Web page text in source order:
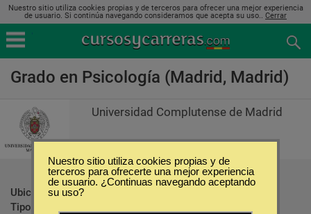
Nuestro sitio utiliza cookies propias y de terceros para ofrecer una mejor experiencia
de usuario. Si continúa navegando consideramos que acepta su uso.. Cerrar
Grado en Psicología (Madrid, Madrid)
Universidad Complutense de Madrid
Ubicación:
Tipo:
Nuestro sitio utiliza cookies propias y de
terceros para ofrecerte una mejor experiencia
de usuario. ¿Continuas navegando aceptando
su uso?